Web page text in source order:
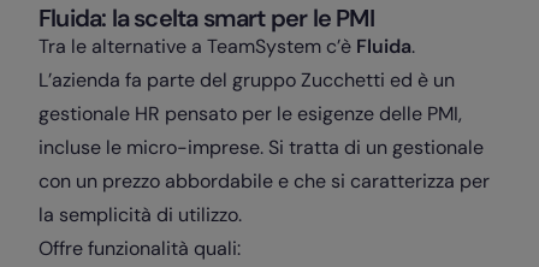
Fluida: la scelta smart per le PMI
Tra le alternative a TeamSystem c’è Fluida.
L’azienda fa parte del gruppo Zucchetti ed è un
gestionale HR pensato per le esigenze delle PMI,
incluse le micro-imprese. Si tratta di un gestionale
con un prezzo abbordabile e che si caratterizza per
la semplicità di utilizzo.
Offre funzionalità quali: